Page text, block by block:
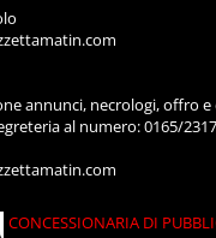
annunci, necrologi, offro e
al numero: 0165/
CONCESSIONARIA DI